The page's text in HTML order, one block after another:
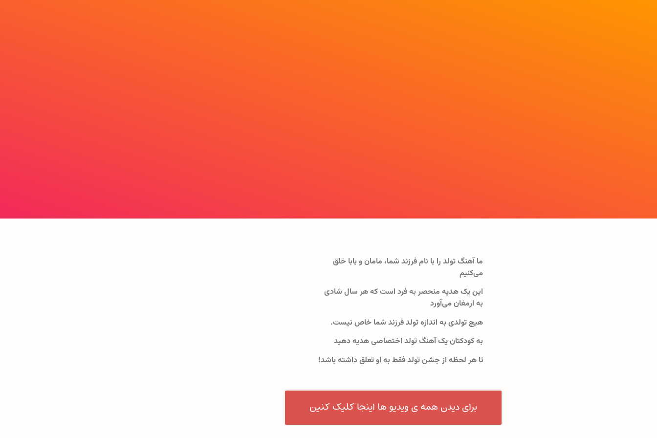
ما آهنگ تولد را با نام فرزند شما، مامان و بابا خلق
می‌کنیم
این یک هدیه منحصر به فرد است که هر سال شادی
به ارمغان می‌آورد
هیچ تولدی به اندازه تولد فرزند شما خاص نیست.
به کودکتان یک آهنگ تولد اختصاصی هدیه دهید
تا هر لحظه از جشن تولد فقط به او تعلق داشته باشد!
برای دیدن همه ی ویدیو ها اینجا کلیک کنین